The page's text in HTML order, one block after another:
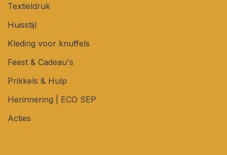
Textieldruk
Huisstijl
Kleding voor knuffels
Feest & Cadeau's
Prikkels & Hulp
Herinnering | ECO SEP
Acties